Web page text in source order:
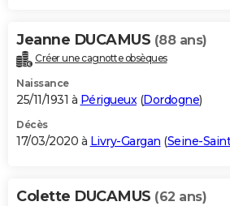
Jeanne DUCAMUS (88 ans)
Créer une cagnotte obsèques
Naissance
25/11/1931 à Périgueux (Dordogne)
Décès
17/03/2020 à Livry-Gargan (Seine-
Colette DUCAMUS (62 ans)